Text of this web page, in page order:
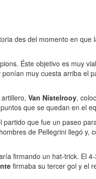
des del momento en
Éste objetivo es muy
muy cuesta arriba el
Van Nistelrooy,
que se quedan en el
que fue un paseo
de Pellegrini llegó y,
firmando un hat-trick. El
firmaba su tercer gol y el